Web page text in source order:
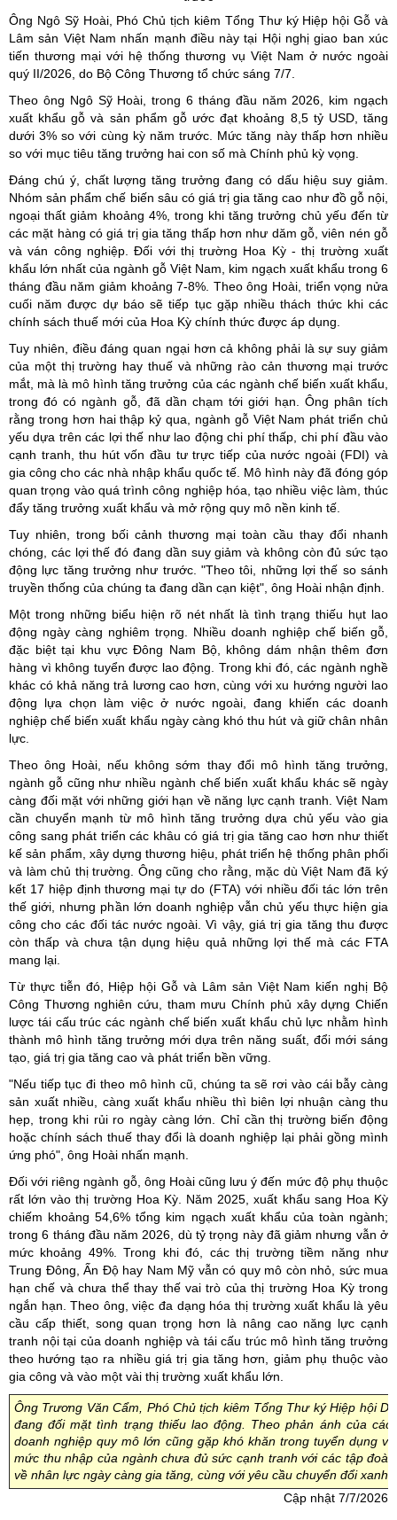
Ông Ngô Sỹ Hoài, Phó Chủ tịch kiêm Tổng Thư ký Hiệp hội Gỗ và
Lâm sản Việt Nam nhấn mạnh điều này tại Hội nghị giao ban xúc
tiến thương mại với hệ thống thương vụ Việt Nam ở nước ngoài
quý II/2026, do Bộ Công Thương tổ chức sáng 7/7.
Theo ông Ngô Sỹ Hoài, trong 6 tháng đầu năm 2026, kim ngạch
xuất khẩu gỗ và sản phẩm gỗ ước đạt khoảng 8,5 tỷ USD, tăng
dưới 3% so với cùng kỳ năm trước. Mức tăng này thấp hơn nhiều
so với mục tiêu tăng trưởng hai con số mà Chính phủ kỳ vọng.
Đáng chú ý, chất lượng tăng trưởng đang có dấu hiệu suy giảm.
Nhóm sản phẩm chế biến sâu có giá trị gia tăng cao như đồ gỗ nội,
ngoại thất giảm khoảng 4%, trong khi tăng trưởng chủ yếu đến từ
các mặt hàng có giá trị gia tăng thấp hơn như dăm gỗ, viên nén gỗ
và ván công nghiệp. Đối với thị trường Hoa Kỳ - thị trường xuất
khẩu lớn nhất của ngành gỗ Việt Nam, kim ngạch xuất khẩu trong 6
tháng đầu năm giảm khoảng 7-8%. Theo ông Hoài, triển vọng nửa
cuối năm được dự báo sẽ tiếp tục gặp nhiều thách thức khi các
chính sách thuế mới của Hoa Kỳ chính thức được áp dụng.
Tuy nhiên, điều đáng quan ngại hơn cả không phải là sự suy giảm
của một thị trường hay thuế và những rào cản thương mại trước
mắt, mà là mô hình tăng trưởng của các ngành chế biến xuất khẩu,
trong đó có ngành gỗ, đã dần chạm tới giới hạn. Ông phân tích
rằng trong hơn hai thập kỷ qua, ngành gỗ Việt Nam phát triển chủ
yếu dựa trên các lợi thế như lao động chi phí thấp, chi phí đầu vào
cạnh tranh, thu hút vốn đầu tư trực tiếp của nước ngoài (FDI) và
gia công cho các nhà nhập khẩu quốc tế. Mô hình này đã đóng góp
quan trọng vào quá trình công nghiệp hóa, tạo nhiều việc làm, thúc
đẩy tăng trưởng xuất khẩu và mở rộng quy mô nền kinh tế.
Tuy nhiên, trong bối cảnh thương mại toàn cầu thay đổi nhanh
chóng, các lợi thế đó đang dần suy giảm và không còn đủ sức tạo
động lực tăng trưởng như trước. "Theo tôi, những lợi thế so sánh
truyền thống của chúng ta đang dần cạn kiệt", ông Hoài nhận định.
Một trong những biểu hiện rõ nét nhất là tình trạng thiếu hụt lao
động ngày càng nghiêm trọng. Nhiều doanh nghiệp chế biến gỗ,
đặc biệt tại khu vực Đông Nam Bộ, không dám nhận thêm đơn
hàng vì không tuyển được lao động. Trong khi đó, các ngành nghề
khác có khả năng trả lương cao hơn, cùng với xu hướng người lao
động lựa chọn làm việc ở nước ngoài, đang khiến các doanh
nghiệp chế biến xuất khẩu ngày càng khó thu hút và giữ chân nhân
lực.
Theo ông Hoài, nếu không sớm thay đổi mô hình tăng trưởng,
ngành gỗ cũng như nhiều ngành chế biến xuất khẩu khác sẽ ngày
càng đối mặt với những giới hạn về năng lực cạnh tranh. Việt Nam
cần chuyển mạnh từ mô hình tăng trưởng dựa chủ yếu vào gia
công sang phát triển các khâu có giá trị gia tăng cao hơn như thiết
kế sản phẩm, xây dựng thương hiệu, phát triển hệ thống phân phối
và làm chủ thị trường. Ông cũng cho rằng, mặc dù Việt Nam đã ký
kết 17 hiệp định thương mại tự do (FTA) với nhiều đối tác lớn trên
thế giới, nhưng phần lớn doanh nghiệp vẫn chủ yếu thực hiện gia
công cho các đối tác nước ngoài. Vì vậy, giá trị gia tăng thu được
còn thấp và chưa tận dụng hiệu quả những lợi thế mà các FTA
mang lại.
Từ thực tiễn đó, Hiệp hội Gỗ và Lâm sản Việt Nam kiến nghị Bộ
Công Thương nghiên cứu, tham mưu Chính phủ xây dựng Chiến
lược tái cấu trúc các ngành chế biến xuất khẩu chủ lực nhằm hình
thành mô hình tăng trưởng mới dựa trên năng suất, đổi mới sáng
tạo, giá trị gia tăng cao và phát triển bền vững.
"Nếu tiếp tục đi theo mô hình cũ, chúng ta sẽ rơi vào cái bẫy càng
sản xuất nhiều, càng xuất khẩu nhiều thì biên lợi nhuận càng thu
hẹp, trong khi rủi ro ngày càng lớn. Chỉ cần thị trường biến động
hoặc chính sách thuế thay đổi là doanh nghiệp lại phải gồng mình
ứng phó", ông Hoài nhấn mạnh.
Đối với riêng ngành gỗ, ông Hoài cũng lưu ý đến mức độ phụ thuộc
rất lớn vào thị trường Hoa Kỳ. Năm 2025, xuất khẩu sang Hoa Kỳ
chiếm khoảng 54,6% tổng kim ngạch xuất khẩu của toàn ngành;
trong 6 tháng đầu năm 2026, dù tỷ trọng này đã giảm nhưng vẫn ở
mức khoảng 49%. Trong khi đó, các thị trường tiềm năng như
Trung Đông, Ấn Độ hay Nam Mỹ vẫn có quy mô còn nhỏ, sức mua
hạn chế và chưa thể thay thế vai trò của thị trường Hoa Kỳ trong
ngắn hạn. Theo ông, việc đa dạng hóa thị trường xuất khẩu là yêu
cầu cấp thiết, song quan trọng hơn là nâng cao năng lực cạnh
tranh nội tại của doanh nghiệp và tái cấu trúc mô hình tăng trưởng
theo hướng tạo ra nhiều giá trị gia tăng hơn, giảm phụ thuộc vào
gia công và vào một vài thị trường xuất khẩu lớn.
Ông Trương Văn Cẩm, Phó Chủ tịch kiêm Tổng Thư ký Hiệp hội
đang đối mặt tình trạng thiếu lao động. Theo phản ánh của
doanh nghiệp quy mô lớn cũng gặp khó khăn trong tuyển dụng
mức thu nhập của ngành chưa đủ sức cạnh tranh với các tập
về nhân lực ngày càng gia tăng, cùng với yêu cầu chuyển đổi xanh
Cập nhật 7/7/2026